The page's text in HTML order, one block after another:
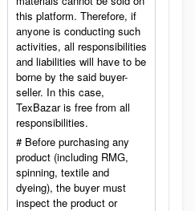
this platform. Therefore, if
anyone is conducting such
activities, all responsibilities
and liabilities will have to be
borne by the said buyer-
seller. In this case,
TexBazar is free from all
responsibilities.
# Before purchasing any
product (including RMG,
spinning, textile and
dyeing), the buyer must
inspect the product or